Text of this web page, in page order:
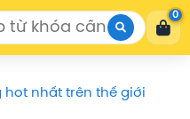
0
hot nhất trên thế giới